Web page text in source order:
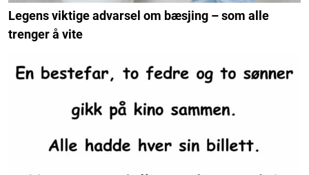
Legens viktige advarsel om bæsjing – som alle
trenger å vite